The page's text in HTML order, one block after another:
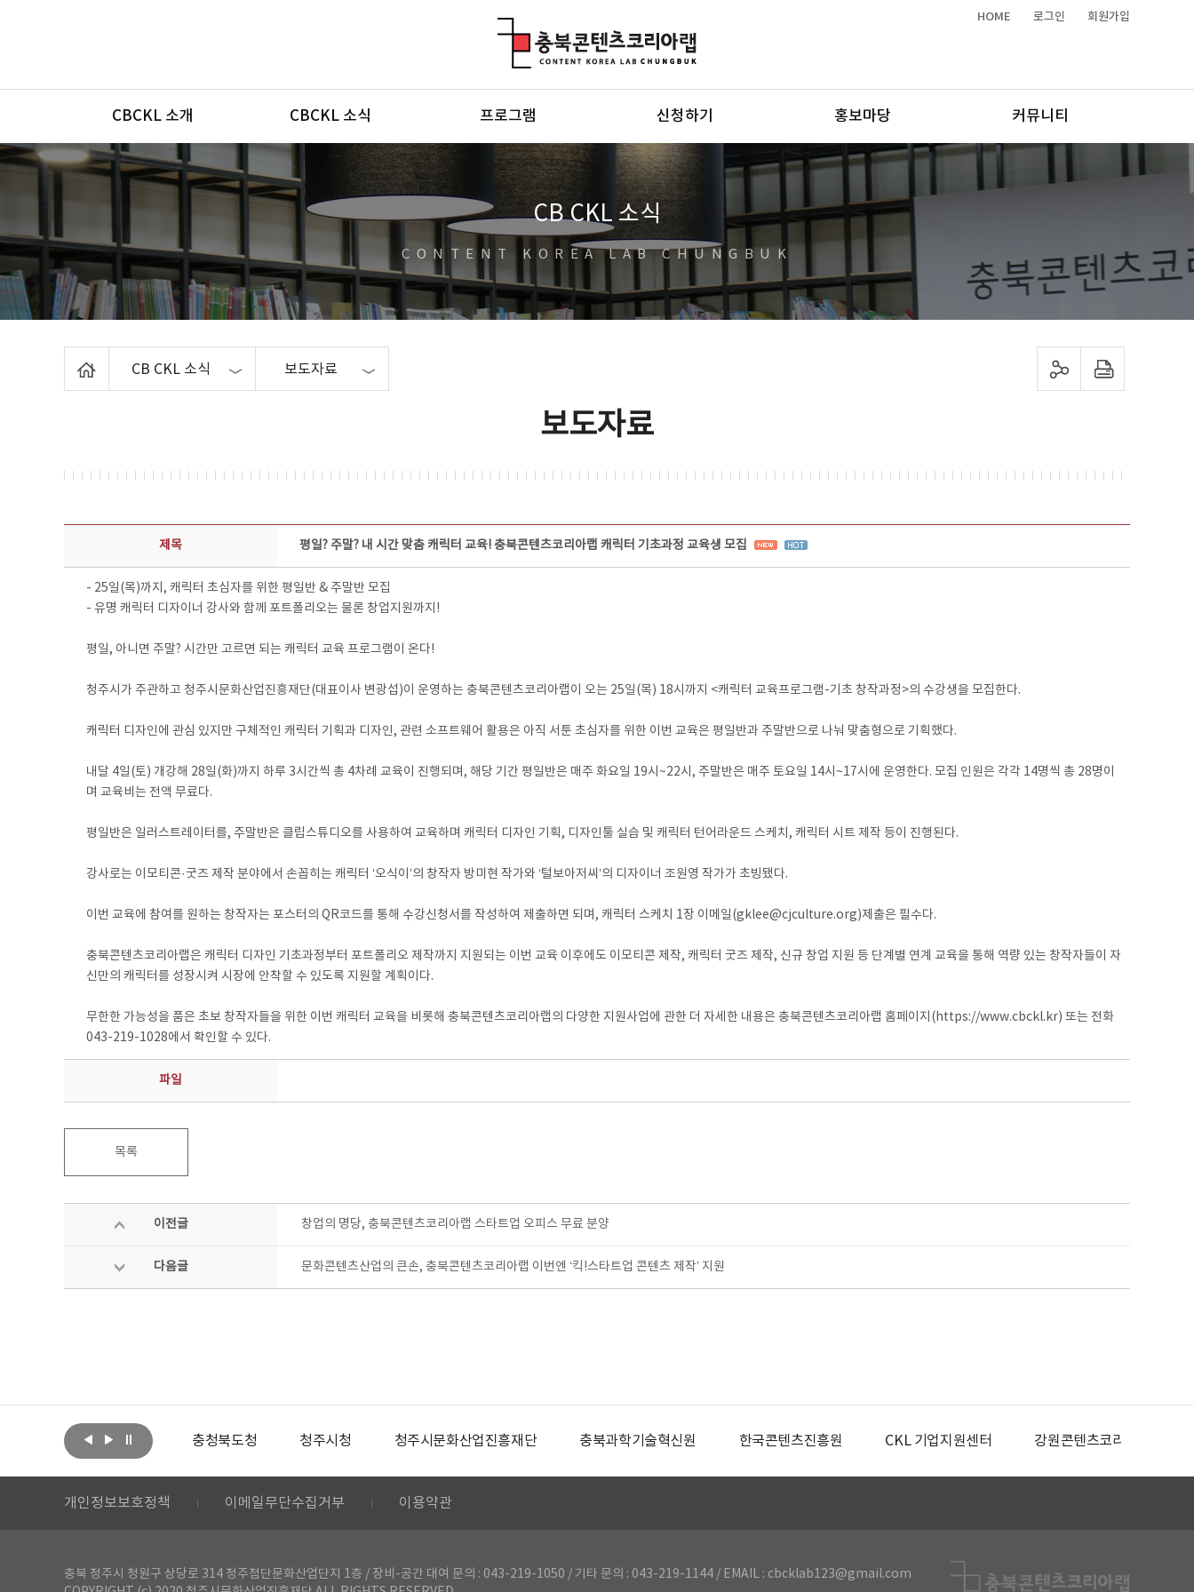
HOME 로그인 회원가입
메뉴
CBCKL 소개 CBCKL 소식 프로그램 신청하기 홍보마당 커뮤니티
CB CKL 소식
CONTENT KOREA LAB CHUNGBUK
CB CKL 소식 보도자료 sns 공유하기 프린트하기
보도자료
보도자료 상세보기 - 제목, 담당부서, 담당자, 담당연락처, 내용, 첨부파일 정보 제공
제목 평일? 주말? 내 시간 맞춤 캐릭터 교육! 충북콘텐츠코리아랩 캐릭터 기초과정 교육생 모집
- 25일(목)까지, 캐릭터 초심자를 위한 평일반 & 주말반 모집
- 유명 캐릭터 디자이너 강사와 함께 포트폴리오는 물론 창업지원까지!
평일, 아니면 주말? 시간만 고르면 되는 캐릭터 교육 프로그램이 온다!
청주시가 주관하고 청주시문화산업진흥재단(대표이사 변광섭)이 운영하는 충북콘텐츠코리아랩이 오는 25일(목) 18시까지 <캐릭터 교육프로그램-기초 창작과정>의 수강생을 모집한다.
캐릭터 디자인에 관심 있지만 구체적인 캐릭터 기획과 디자인, 관련 소프트웨어 활용은 아직 서툰 초심자를 위한 이번 교육은 평일반과 주말반으로 나눠 맞춤형으로 기획했다.
내달 4일(토) 개강해 28일(화)까지 하루 3시간씩 총 4차례 교육이 진행되며, 해당 기간 평일반은 매주 화요일 19시~22시, 주말반은 매주 토요일 14시~17시에 운영한다. 모집 인원은 각각 14명씩 총 28명이
며 교육비는 전액 무료다.
평일반은 일러스트레이터를, 주말반은 클립스튜디오를 사용하여 교육하며 캐릭터 디자인 기획, 디자인툴 실습 및 캐릭터 턴어라운드 스케치, 캐릭터 시트 제작 등이 진행된다.
강사로는 이모티콘·굿즈 제작 분야에서 손꼽히는 캐릭터 ‘오식이’의 창작자 방미현 작가와 ‘털보아저씨’의 디자이너 조원영 작가가 초빙됐다.
이번 교육에 참여를 원하는 창작자는 포스터의 QR코드를 통해 수강신청서를 작성하여 제출하면 되며, 캐릭터 스케치 1장 이메일(gklee@cjculture.org)제출은 필수다.
충북콘텐츠코리아랩은 캐릭터 디자인 기초과정부터 포트폴리오 제작까지 지원되는 이번 교육 이후에도 이모티콘 제작, 캐릭터 굿즈 제작, 신규 창업 지원 등 단계별 연계 교육을 통해 역량 있는 창작자들이 자
신만의 캐릭터를 성장시켜 시장에 안착할 수 있도록 지원할 계획이다.
무한한 가능성을 품은 초보 창작자들을 위한 이번 캐릭터 교육을 비롯해 충북콘텐츠코리아랩의 다양한 지원사업에 관한 더 자세한 내용은 충북콘텐츠코리아랩 홈페이지(https://www.cbckl.kr) 또는 전화
043-219-1028에서 확인할 수 있다.
파일
목록
이전글 창업의 명당, 충북콘텐츠코리아랩 스타트업 오피스 무료 분양
다음글 문화콘텐츠산업의 큰손, 충북콘텐츠코리아랩 이번엔 ‘킥!스타트업 콘텐츠 제작’ 지원
문화체육관광부 충청북도청 청주시청 청주시문화산업진흥재단 충북과학기술혁신원 한국콘텐츠진흥원 CKL 기업지원센터 강원콘텐츠코리아랩
개인정보보호정책 이메일무단수집거부 이용약관
충북 청주시 청원구 상당로 314 청주첨단문화산업단지 1층 / 장비-공간 대여 문의 : 043-219-1050 / 기타 문의 : 043-219-1144 / EMAIL : cbcklab123@gmail.com